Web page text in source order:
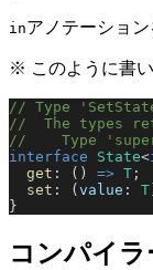
inアノテーショ
※ このように書
// Type
//  The types
//    Type
interface State<
  get
: () => T ;
  set
: (value : T
}
コンパイ